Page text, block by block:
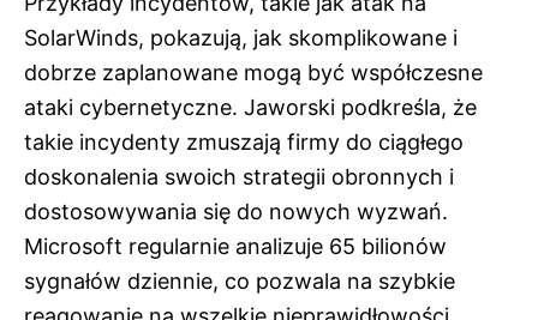
SolarWinds, pokazują, jak skomplikowane i
dobrze zaplanowane mogą być współczesne
ataki cybernetyczne. Jaworski podkreśla, że
takie incydenty zmuszają firmy do ciągłego
doskonalenia swoich strategii obronnych i
dostosowywania się do nowych wyzwań.
Microsoft regularnie analizuje 65 bilionów
sygnałów dziennie, co pozwala na szybkie